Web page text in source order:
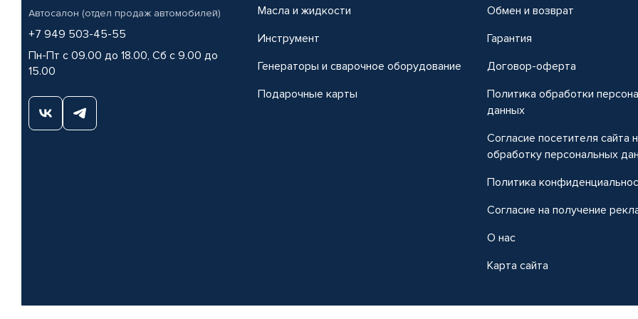
Автосалон (отдел продаж автомобилей)
+7 949 503-45-55
Пн-Пт с 09.00 до 18.00, Сб с 9.00 до
15.00
Масла и жидкости
Инструмент
Генераторы и сварочное оборудование
Подарочные карты
Обмен и возврат
Гарантия
Договор-оферта
Политика обработки
данных
Согласие посетителя сайта
обработку персональных
Политика
Согласие на получение
О нас
Карта сайта